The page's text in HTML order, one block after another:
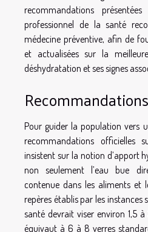
recommandations
professionnel de la santé
médecine préventive, afin de
et actualisées sur la
déshydratation et ses signes
Pour guider la population vers
recommandations officielles
insistent sur la notion d’apport
non seulement l’eau bue
contenue dans les aliments et
repères établis par les
santé devrait viser environ 1,5
équivaut à 6 à 8 verres